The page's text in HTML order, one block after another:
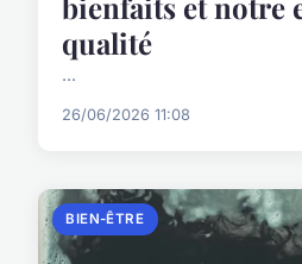
qualité
...
26/06/2026 11:08
BIEN-ÊTRE